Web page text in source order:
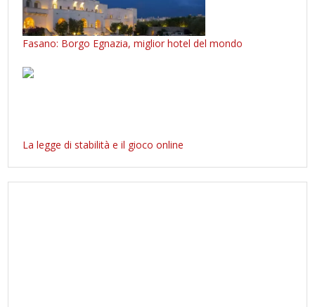
Fasano: Borgo Egnazia, miglior hotel del mondo
La legge di stabilità e il gioco online